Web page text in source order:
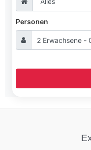
Personen